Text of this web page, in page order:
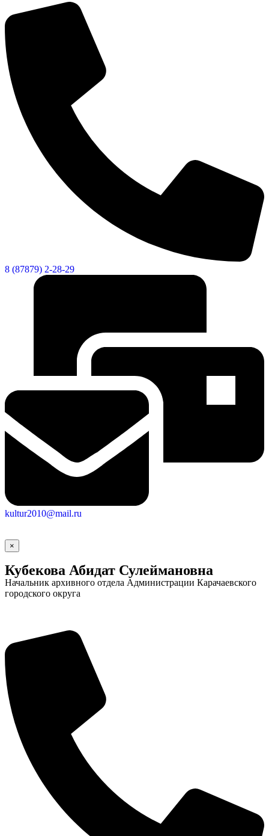
Виртуальная
приемная
код кластера
Социальные
видеоролики
Веб
8 (87879) 2-28-29
kultur2010@mail.ru
×
Кубекова Абидат Сулеймановна
Начальник архивного отдела Администрации Карачаевского
городского округа